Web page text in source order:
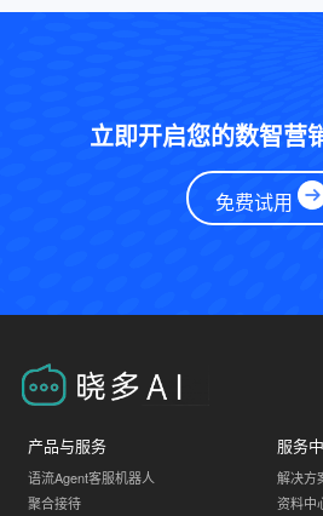
立即开启您的数智营
免费试用
产品与服务
语流Agent客服机器人
聚合接待
服务
解决方
资料中